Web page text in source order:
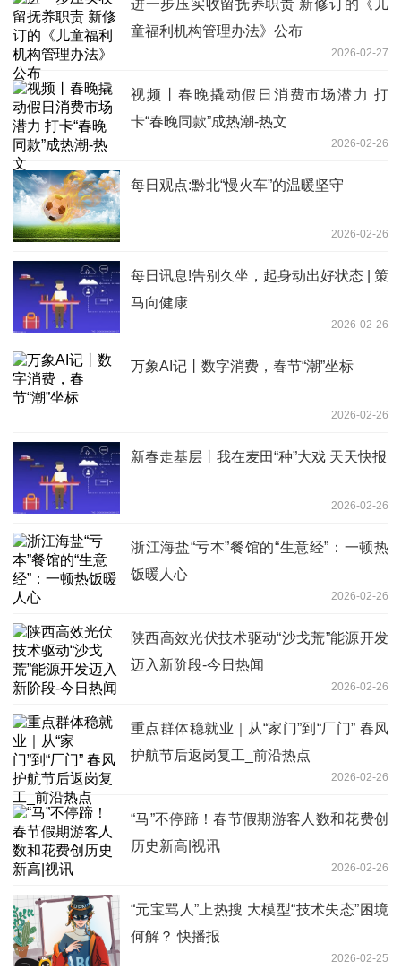
进一步压实收留抚养职责 新修订的《儿
童福利机构管理办法》公布
2026-02-27
视频丨春晚撬动假日消费市场潜力 打
卡“春晚同款”成热潮-热文
2026-02-26
每日观点:黔北“慢火车”的温暖坚守
2026-02-26
每日讯息!告别久坐，起身动出好状态 | 策
马向健康
2026-02-26
万象AI记丨数字消费，春节“潮”坐标
2026-02-26
新春走基层丨我在麦田“种”大戏 天天快报
2026-02-26
浙江海盐“亏本”餐馆的“生意经”：一顿热
饭暖人心
2026-02-26
陕西高效光伏技术驱动“沙戈荒”能源开发
迈入新阶段-今日热闻
2026-02-26
重点群体稳就业｜从“家门”到“厂门” 春风
护航节后返岗复工_前沿热点
2026-02-26
“马”不停蹄！春节假期游客人数和花费创
历史新高|视讯
2026-02-26
“元宝骂人”上热搜 大模型“技术失态”困境
何解？ 快播报
2026-02-25